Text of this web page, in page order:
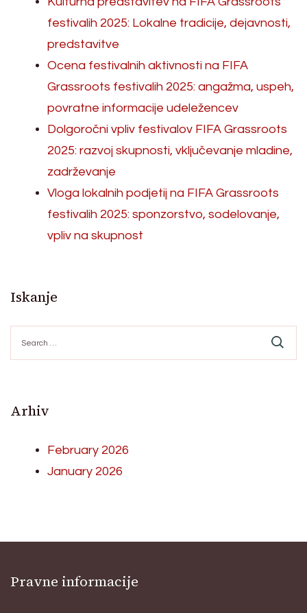
festivalih 2025: Lokalne tradicije, dejavnosti,
predstavitve
Ocena festivalnih aktivnosti na FIFA
Grassroots festivalih 2025: angažma, uspeh,
povratne informacije udeležencev
Dolgoročni vpliv festivalov FIFA Grassroots
2025: razvoj skupnosti, vključevanje mladine,
zadrževanje
Vloga lokalnih podjetij na FIFA Grassroots
festivalih 2025: sponzorstvo, sodelovanje,
vpliv na skupnost
Iskanje
for:
Arhiv
February 2026
January 2026
Pravne informacije